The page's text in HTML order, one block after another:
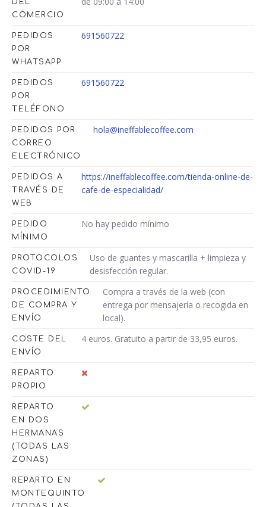
DEL
COMERCIO
PEDIDOS
POR
WHATSAPP
691560722
PEDIDOS
POR
TELÉFONO
691560722
PEDIDOS POR
CORREO
ELECTRÓNICO
hola@ineffablecoffee.com
PEDIDOS A
TRAVÉS DE
WEB
https://ineffablecoffee.com/tienda-online-de-
cafe-de-especialidad/
PEDIDO
MÍNIMO
No hay pedido mínimo
PROTOCOLOS
COVID-19
Uso de guantes y mascarilla + limpieza y
desisfección regular.
PROCEDIMIENTO
DE COMPRA Y
ENVÍO
Compra a través de la web (con
entrega por mensajería o recogida en
local).
COSTE DEL
ENVÍO
4 euros. Gratuito a partir de 33,95 euros.
REPARTO
PROPIO
REPARTO
EN DOS
HERMANAS
(TODAS LAS
ZONAS)
REPARTO EN
MONTEQUINTO